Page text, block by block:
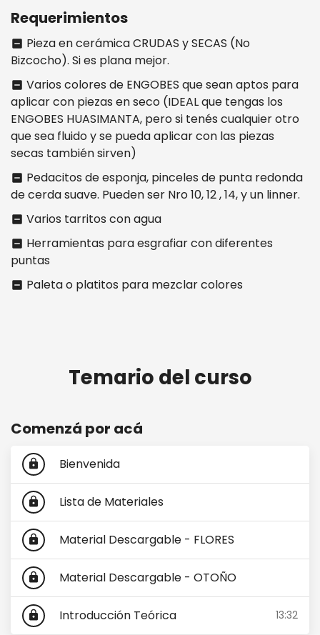
Requerimientos
indeterminate_check_box Pieza en cerámica CRUDAS y SECAS (No
Bizcocho). Si es plana mejor.
indeterminate_check_box Varios colores de ENGOBES que sean aptos para
aplicar con piezas en seco (IDEAL que tengas los
ENGOBES HUASIMANTA, pero si tenés cualquier otro
que sea fluido y se pueda aplicar con las piezas
secas también sirven)
indeterminate_check_box Pedacitos de esponja, pinceles de punta redonda
de cerda suave. Pueden ser Nro 10, 12 , 14, y un linner.
indeterminate_check_box Varios tarritos con agua
indeterminate_check_box Herramientas para esgrafiar con diferentes
puntas
indeterminate_check_box Paleta o platitos para mezclar colores
Temario del curso
Comenzá por acá
lock Bienvenida
lock Lista de Materiales
lock Material Descargable - FLORES
lock Material Descargable - OTOÑO
lock Introducción Teórica 13:32